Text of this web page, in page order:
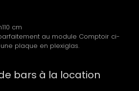
cm
au module Comptoir ci-
plaque en plexiglas.
bars à la location